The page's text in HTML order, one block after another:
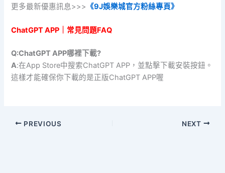
更多最新優惠訊息>>> 《9J娛樂城官方粉絲專頁》
ChatGPT APP｜常見問題FAQ
Q:ChatGPT APP哪裡下載?
A:在App Store中搜索ChatGPT APP，並點擊下載安裝按鈕。
這樣才能確保你下載的是正版ChatGPT APP喔
PREVIOUS NEXT